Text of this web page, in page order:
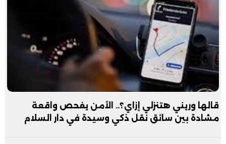
قالها وريني هتنزلي إزاي؟.. الأمن يفحص واقعة
مشادة بين سائق نقل ذكي وسيدة في دار السلام